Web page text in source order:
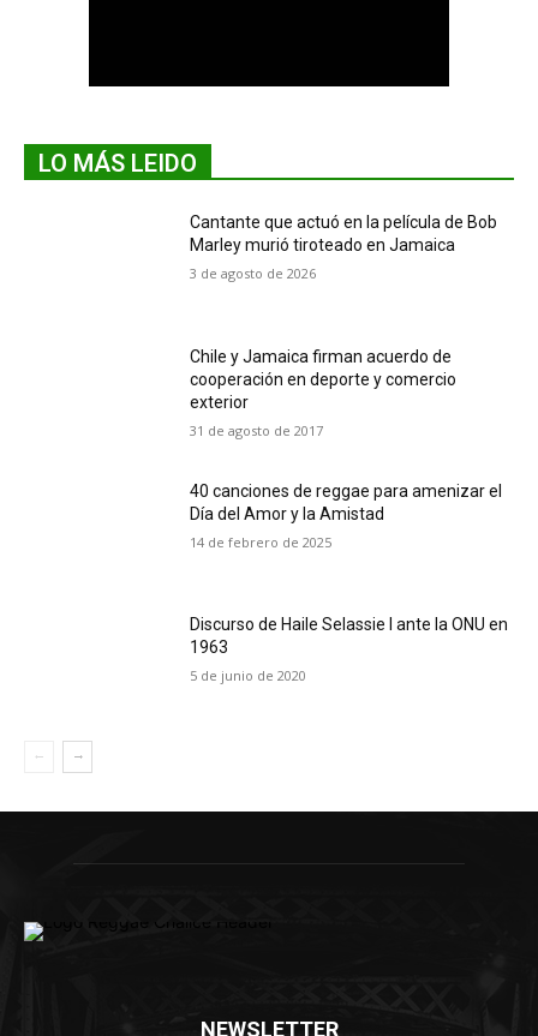
LO MÁS LEIDO
Cantante que actuó en la película de Bob
Marley murió tiroteado en Jamaica
3 de agosto de 2026
Chile y Jamaica firman acuerdo de
cooperación en deporte y comercio
exterior
31 de agosto de 2017
40 canciones de reggae para amenizar el
Día del Amor y la Amistad
14 de febrero de 2025
Discurso de Haile Selassie I ante la ONU en
1963
5 de junio de 2020
NEWSLETTER